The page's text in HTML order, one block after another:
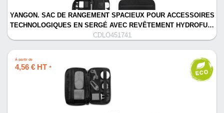
YANGON. SAC DE RANGEMENT SPACIEUX POUR ACCESSOIRES
TECHNOLOGIQUES EN SERGÉ AVEC REVÊTEMENT HYDROFU…
CDLO451741
À partir de
4,56 € HT *